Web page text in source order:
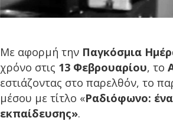
Με αφορμή την Παγκόσμια
χρόνο στις 13 Φεβρουαρίου, το
εστιάζοντας στο παρελθόν, το
μέσου με τίτλο «Ραδιόφωνο:
εκπαίδευσης».